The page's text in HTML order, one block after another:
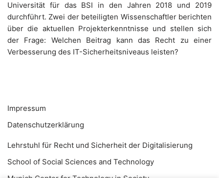
Universität für das BSI in den Jahren 2018 und 2019
durchführt. Zwei der beteiligten Wissenschaftler berichten
über die aktuellen Projekterkenntnisse und stellen sich
der Frage: Welchen Beitrag kann das Recht zu einer
Verbesserung des IT-Sicherheitsniveaus leisten?
Impressum
Datenschutzerklärung
Lehrstuhl für Recht und Sicherheit der Digitalisierung
School of Social Sciences and Technology